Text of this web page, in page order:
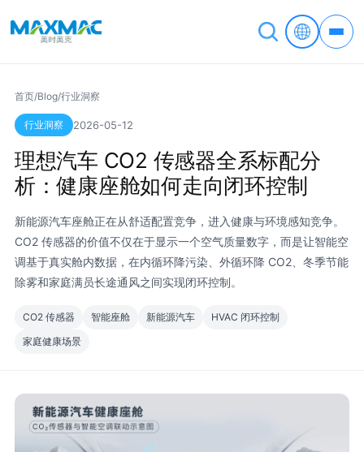
首页/Blog/行业洞察
行业洞察 2026-05-12
理想汽车 CO2 传感器全系标配分
析：健康座舱如何走向闭环控制
新能源汽车座舱正在从舒适配置竞争，进入健康与环境感知竞争。
CO2 传感器的价值不仅在于显示一个空气质量数字，而是让智能空
调基于真实舱内数据，在内循环降污染、外循环降 CO2、冬季节能
除雾和家庭满员长途通风之间实现闭环控制。
CO2 传感器 智能座舱 新能源汽车
HVAC 闭环控制
家庭健康场景